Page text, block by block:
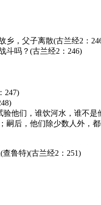
乡，父子离散(古兰经2：
斗吗？(古兰经2：246)
247)
他们，谁饮河水，谁不是
后，他们除少数人外，都
鲁特)(古兰经2：251)